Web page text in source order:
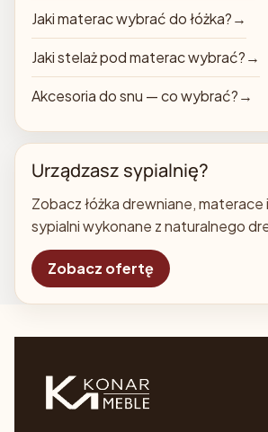
Jaki materac wybrać do łóżka?→
Jaki stelaż pod materac wybrać?→
Akcesoria do snu — co wybrać?→
Urządzasz sypialnię?
Zobacz łóżka drewniane, materace
sypialni wykonane z naturalnego
Zobacz ofertę